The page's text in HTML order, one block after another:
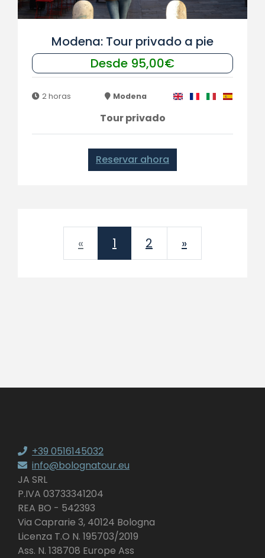
Modena: Tour privado a pie
Desde 95,00€
2 horas Modena
Tour privado
Reservar ahora
« Previous
1 2 »Next
+39 0516145032
info@bolognatour.eu
JA SRL
P.IVA 03733341204
REA BO - 542393
Via Caprarie 3, 40124 Bologna
Licenza T.O N. 195703/2019
Ass. N. 138708 Europe Ass